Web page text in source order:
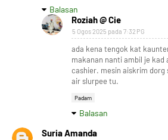
Balasan
Roziah @ Cie
5 Ogos 2025 pada 7:32 PG
ada kena tengok kat
makanan nanti ambil je kad
cashier. mesin aiskrim dorg
air slurpee tu.
Padam
Balasan
Suria Amanda